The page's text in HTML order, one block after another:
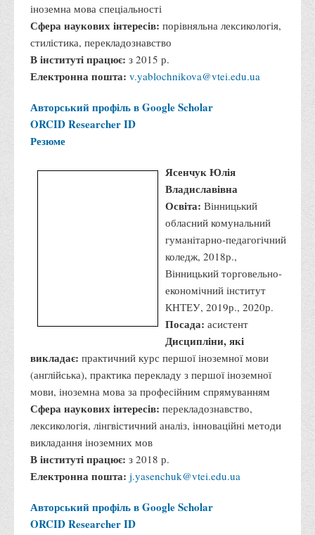
Дисципліни, які викладає: практика перекладу з
першої іноземної мови, медіалінгвістика, латинська
мова, іноземна мова за професійним спрямуванням,
іноземна мова спеціальності
стилістика, перекладознавство
В інституті працює:з 2015 р.
Електронна пошта:
Авторський профіль в Google Scholar
Ясенчук Юлія
Владиславівна
Освіта:Вінницький
обласний комунальний
гуманітарно-педагогічний
коледж, 2018р.,
Вінницький торговельно-
економічний інститут
КНТЕУ, 2019р., 2020р.
Посада:асистент
Дисципліни, які
викладає:практичний курс першої іноземної мови
(англійська), практика перекладу з першої іноземної
мови, іноземна мова за професійним спрямуванням
Сфера наукових інтересів:перекладознавство,
викладання іноземних мов
В інституті працює:з 2018 р.